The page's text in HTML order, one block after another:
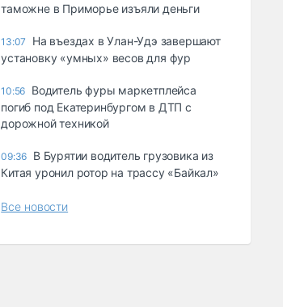
таможне в Приморье изъяли деньги
13:07
Ha въeздax в Улaн-Удэ зaвepшaют
ycтaнoвкy «yмныx» вecoв для фyp
10:56 Водитель фуры маркетплейса
погиб под Екатеринбургом в ДТП с
дорожной техникой
09:36 В Бурятии водитель грузовика из
Китая уронил ротор на трассу «Байкал»
Все новости